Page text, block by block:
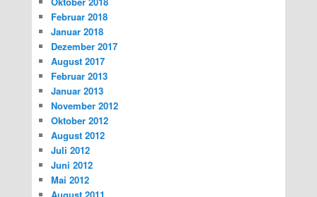
Februar 2018
Januar 2018
Dezember 2017
August 2017
Februar 2013
Januar 2013
November 2012
Oktober 2012
August 2012
Juli 2012
Juni 2012
Mai 2012